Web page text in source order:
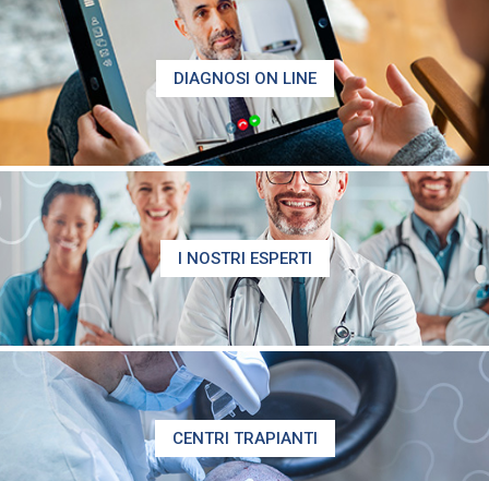
DIAGNOSI ON LINE
I NOSTRI ESPERTI
CENTRI TRAPIANTI